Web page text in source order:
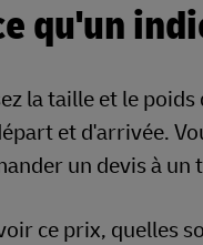
qu'un
la taille et le
et d'arrivée.
un devis à un
ce prix, quelles